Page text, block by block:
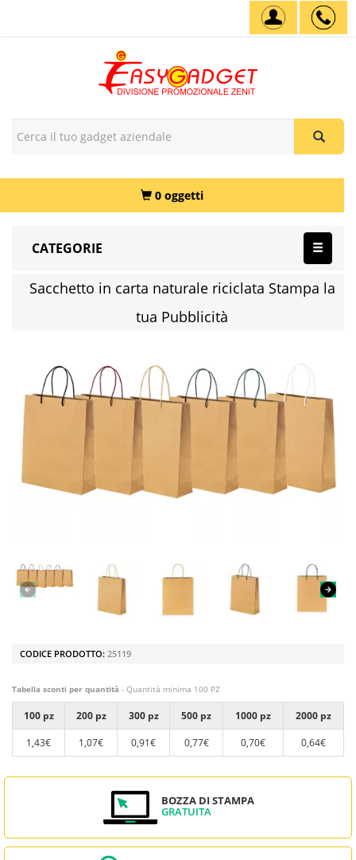
0 oggetti
CATEGORIE
Sacchetto in carta naturale riciclata Stampa la
tua Pubblicità
CODICE PRODOTTO: 25119
Tabella sconti per quantità - Quantità minima 100 PZ
100 pz 200 pz 300 pz 500 pz 1000 pz
2000 pz
1,43€
1,07€ 0,91€ 0,77€ 0,70€ 0,64€
BOZZA DI STAMPA
GRATUITA